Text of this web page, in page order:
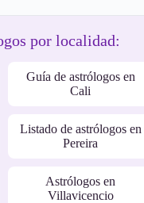
por localidad:
Guía de astrólogos en
Cali
Listado de astrólogos en
Pereira
Astrólogos en
Villavicencio